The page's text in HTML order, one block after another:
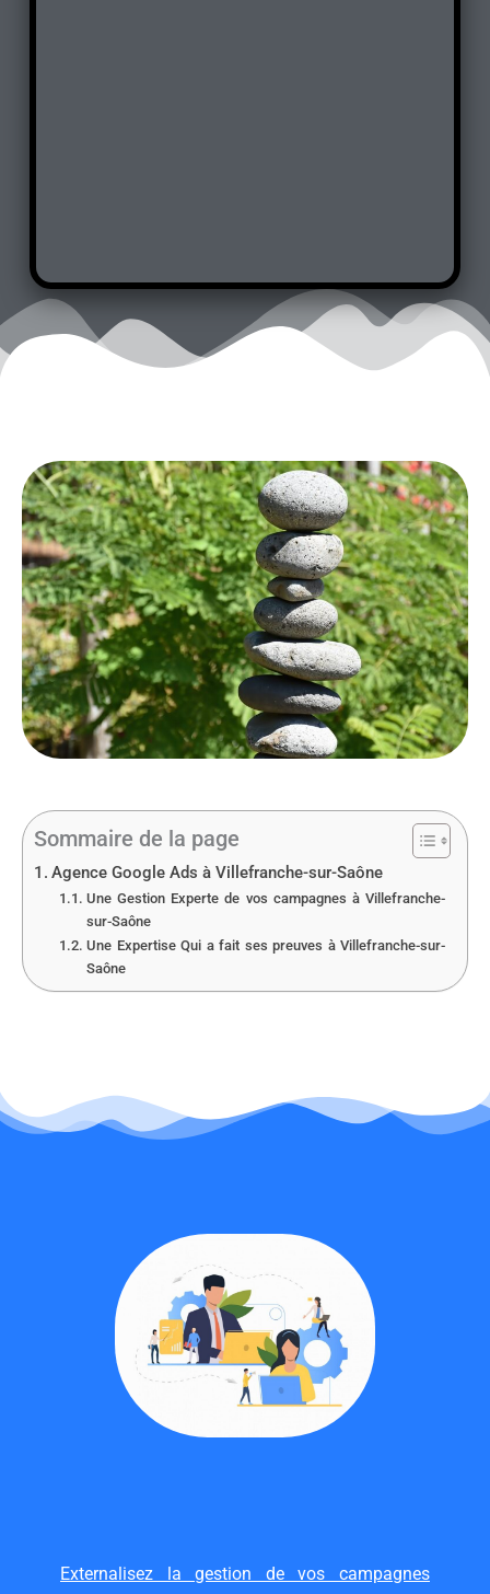
Sommaire de la page
Agence Google Ads à Villefranche-sur-Saône
Une Gestion Experte de vos campagnes à Villefranche-
sur-Saône
Une Expertise Qui a fait ses preuves à Villefranche-sur-
Saône
Externalisez la gestion de vos campagnes